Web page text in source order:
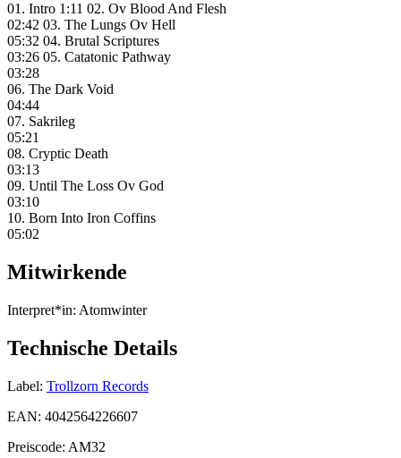
01. Intro 1:11 02. Ov Blood And Flesh
02:42 03. The Lungs Ov Hell
05:32 04. Brutal Scriptures
03:26 05. Catatonic Pathway
03:28
06. The Dark Void
04:44
07. Sakrileg
05:21
08. Cryptic Death
03:13
09. Until The Loss Ov God
03:10
10. Born Into Iron Coffins
05:02
Mitwirkende
Interpret*in: Atomwinter
Technische Details
Label: Trollzorn Records
EAN: 4042564226607
Preiscode: AM32